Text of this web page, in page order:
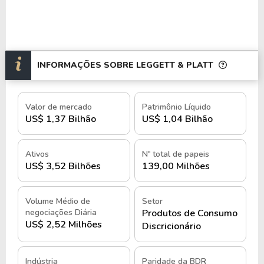
História e quando foi criada a
Leggett & Platt
A Leggett & Platt foi fundada em 1883 por J.P.
Leggett e C.B. Platt, em Carthage, Missouri.
Inicialmente, a empresa concentrou-se na
fabricação de molas para colchões, atendendo à
crescente demanda por produtos de qualidade para
a indústria de móveis e descanso.
Com o passar das décadas, expandiu suas
operações por meio de aquisições estratégicas e
diversificação de portfólio. Nos anos 1960,
INFORMAÇÕES SOBRE LEGGETT & PLATT
Valor de mercado
US$ 1,37 Bilhão
Patrimônio Líquido
US$ 1,04 Bilhão
Ativos
US$ 3,52 Bilhões
Nº total de papeis
139,00 Milhões
Volume Médio de
negociações Diária
US$ 2,52 Milhões
Setor
Produtos de Consumo
Discricionário
Indústria Paridade da BDR